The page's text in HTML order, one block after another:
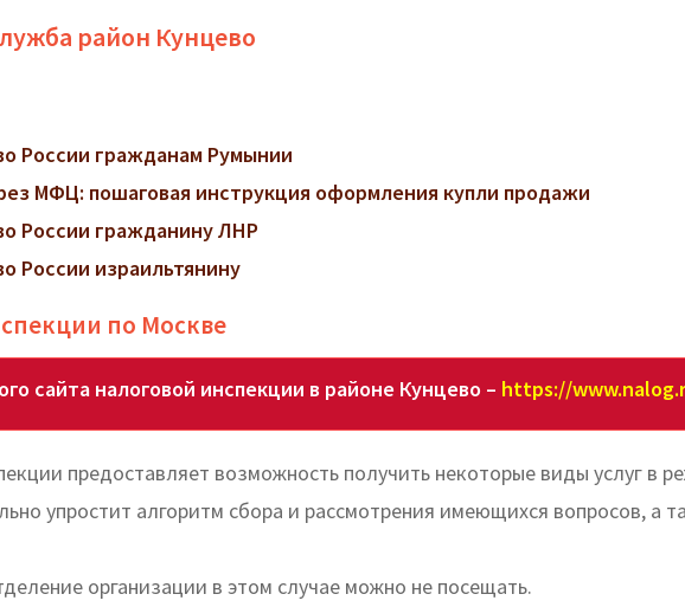
район Кунцево
России гражданам Румынии
МФЦ: пошаговая инструкция оформления купли продажи
России гражданину ЛНР
России израильтянину
по Москве
сайта налоговой инспекции в районе Кунцево – https://
предоставляет возможность получить некоторые виды услуг в
упростит алгоритм сбора и рассмотрения имеющихся вопросов, а
организации в этом случае можно не посещать.